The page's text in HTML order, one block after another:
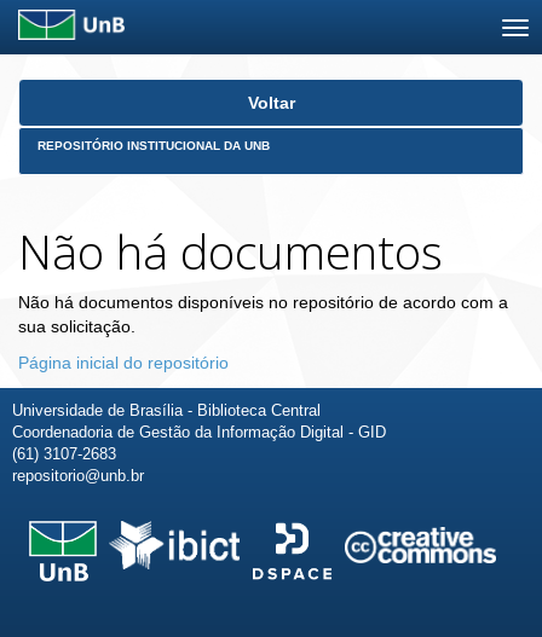
Skip
Voltar
REPOSITÓRIO INSTITUCIONAL DA UNB
Não há documentos
Não há documentos disponíveis no repositório de acordo com a
sua solicitação.
Página inicial do repositório
Universidade de Brasília - Biblioteca Central
Coordenadoria de Gestão da Informação Digital - GID
(61) 3107-2683
repositorio@unb.br